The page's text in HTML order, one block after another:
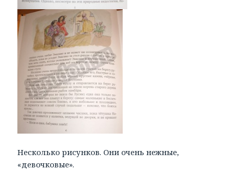
Несколько рисунков. Они очень нежные,
«девочковые».